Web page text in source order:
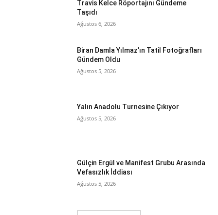
Travis Kelce Röportajını Gündeme
Taşıdı
Ağustos 6, 2026
Biran Damla Yılmaz’ın Tatil Fotoğrafları
Gündem Oldu
Ağustos 5, 2026
Yalın Anadolu Turnesine Çıkıyor
Ağustos 5, 2026
Gülçin Ergül ve Manifest Grubu Arasında
Vefasızlık İddiası
Ağustos 5, 2026